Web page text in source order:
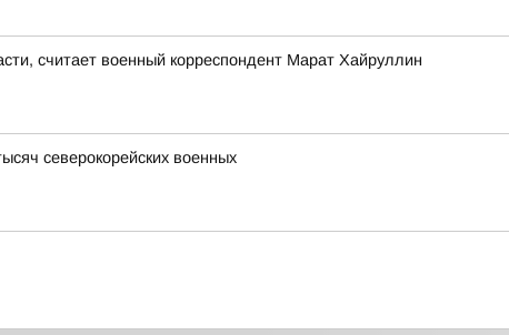
считает военный корреспондент Марат Хайруллин
северокорейских военных